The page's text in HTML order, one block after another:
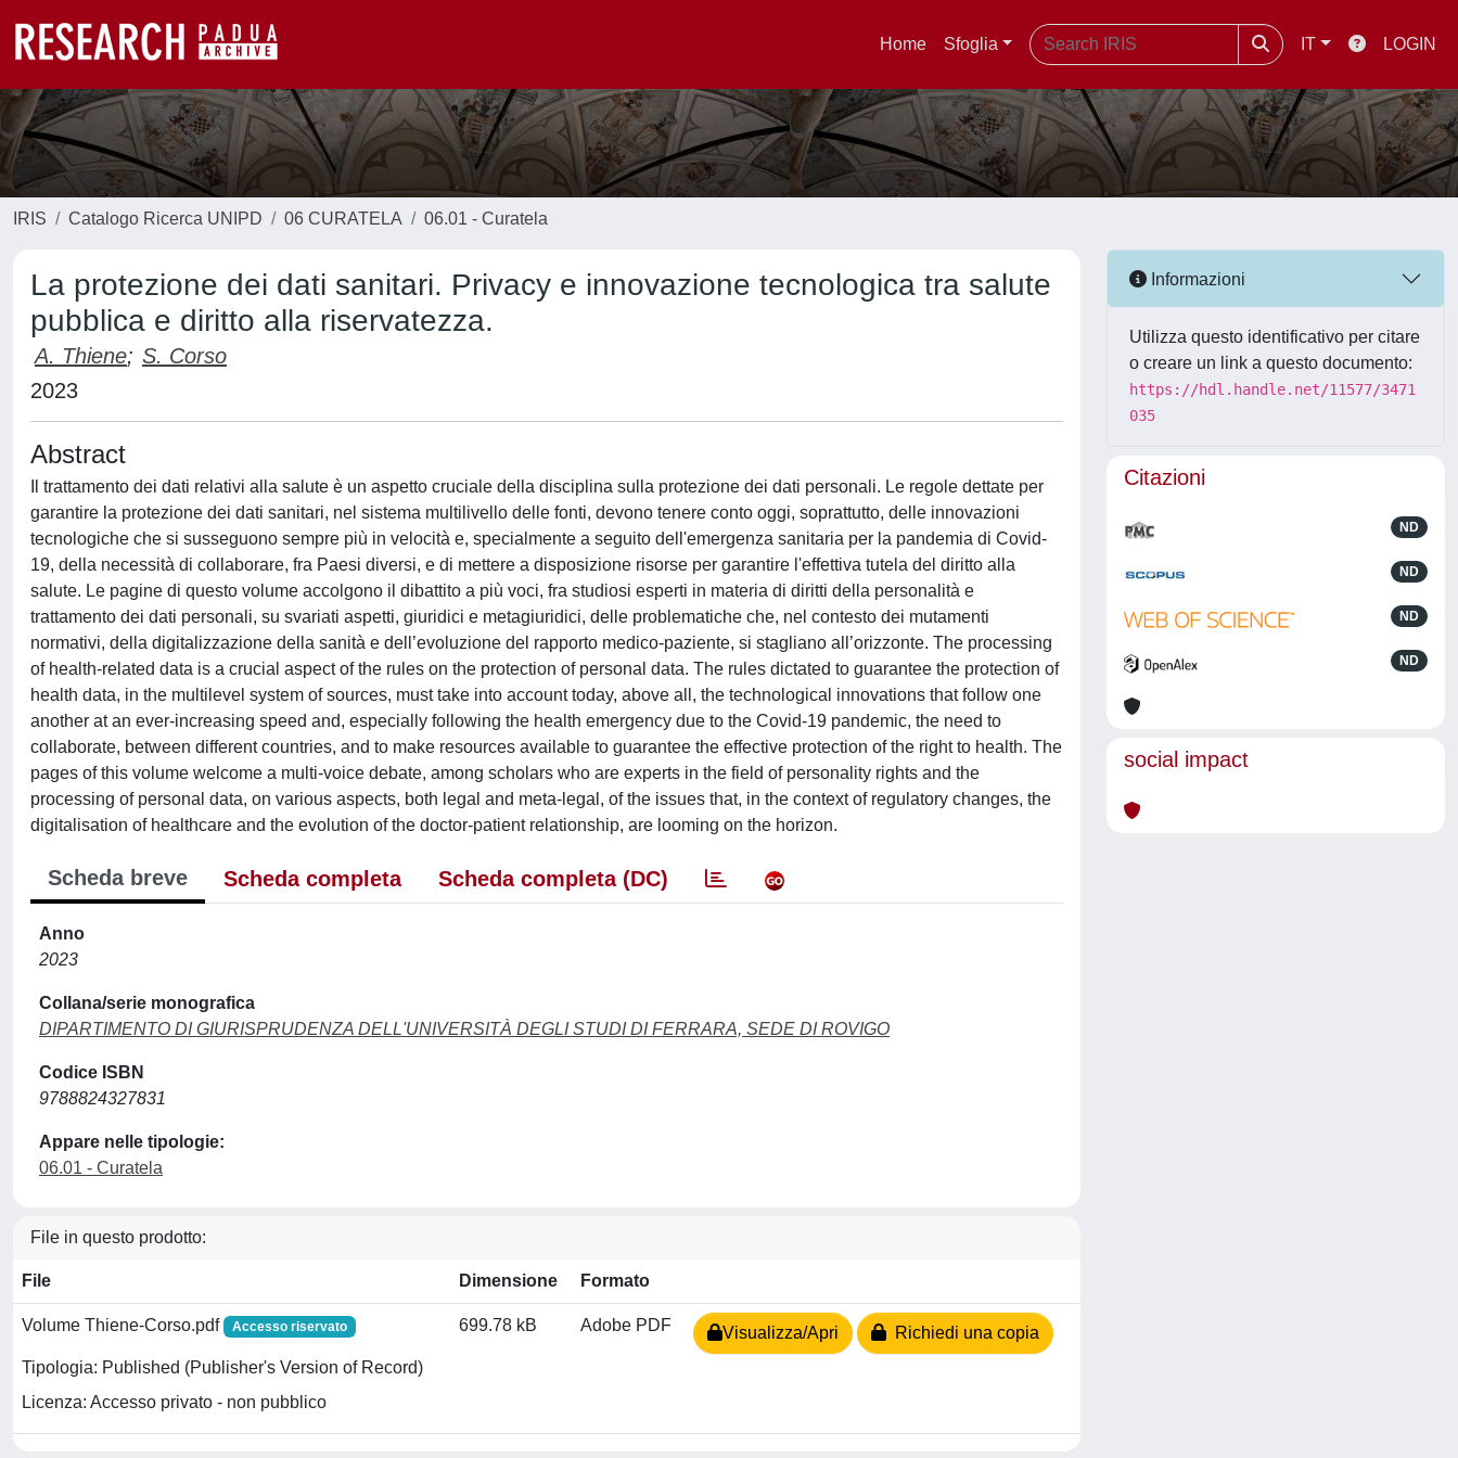
Home Sfoglia IT LOGIN
IRIS Catalogo Ricerca UNIPD 06 CURATELA 06.01 - Curatela
La protezione dei dati sanitari. Privacy e innovazione tecnologica tra salute
pubblica e diritto alla riservatezza.
A. Thiene; S. Corso
2023
Abstract
Il trattamento dei dati relativi alla salute è un aspetto cruciale della disciplina sulla protezione dei dati personali. Le regole dettate per
garantire la protezione dei dati sanitari, nel sistema multilivello delle fonti, devono tenere conto oggi, soprattutto, delle innovazioni
tecnologiche che si susseguono sempre più in velocità e, specialmente a seguito dell'emergenza sanitaria per la pandemia di Covid-
19, della necessità di collaborare, fra Paesi diversi, e di mettere a disposizione risorse per garantire l'effettiva tutela del diritto alla
salute. Le pagine di questo volume accolgono il dibattito a più voci, fra studiosi esperti in materia di diritti della personalità e
trattamento dei dati personali, su svariati aspetti, giuridici e metagiuridici, delle problematiche che, nel contesto dei mutamenti
normativi, della digitalizzazione della sanità e dell’evoluzione del rapporto medico-paziente, si stagliano all’orizzonte. The processing
of health-related data is a crucial aspect of the rules on the protection of personal data. The rules dictated to guarantee the protection of
health data, in the multilevel system of sources, must take into account today, above all, the technological innovations that follow one
another at an ever-increasing speed and, especially following the health emergency due to the Covid-19 pandemic, the need to
collaborate, between different countries, and to make resources available to guarantee the effective protection of the right to health. The
pages of this volume welcome a multi-voice debate, among scholars who are experts in the field of personality rights and the
processing of personal data, on various aspects, both legal and meta-legal, of the issues that, in the context of regulatory changes, the
digitalisation of healthcare and the evolution of the doctor-patient relationship, are looming on the horizon.
Scheda breve Scheda completa Scheda completa (DC)
Anno
2023
Collana/serie monografica
DIPARTIMENTO DI GIURISPRUDENZA DELL'UNIVERSITÀ DEGLI STUDI DI FERRARA, SEDE DI ROVIGO
Codice ISBN
9788824327831
Appare nelle tipologie:
06.01 - Curatela
File in questo prodotto:
File Dimensione Formato
Volume Thiene-Corso.pdf Accesso riservato
Tipologia: Published (Publisher's Version of Record)
Licenza: Accesso privato - non pubblico
699.78 kB Adobe PDF Visualizza/Apri Richiedi una copia
Informazioni
Utilizza questo identificativo per citare
o creare un link a questo documento:
https://hdl.handle.net/11577/3471
035
Citazioni
ND
ND
ND
ND
social impact